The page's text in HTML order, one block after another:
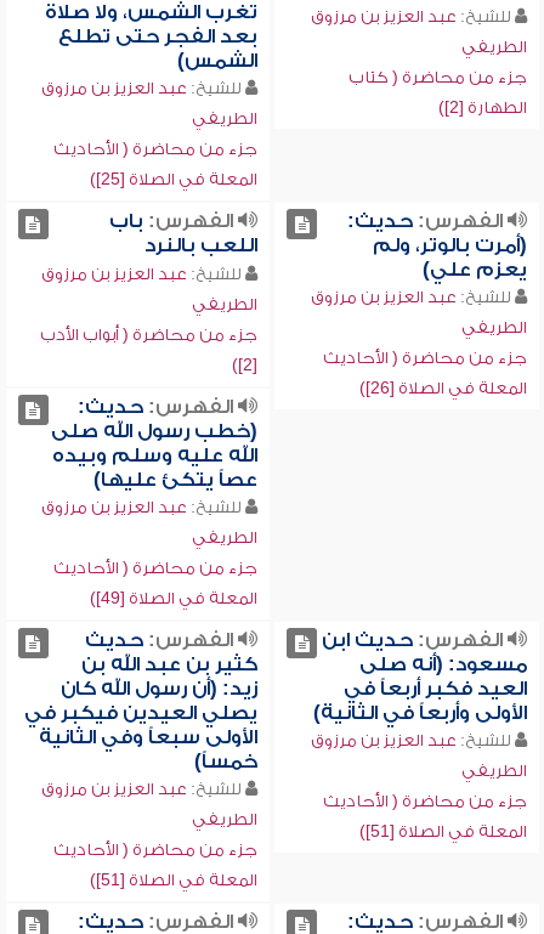
للشيخ: عبد العزيز بن مرزوق
الطريفي
جزء من محاضرة ( كتاب
الطهارة [2])
تغرب الشمس، ولا صلاة
بعد الفجر حتى تطلع
الشمس)
للشيخ: عبد العزيز بن مرزوق
الطريفي
جزء من محاضرة ( الأحاديث
المعلة في الصلاة [25])
الفهرس:حديث:
(أمرت بالوتر، ولم
يعزم علي)
للشيخ: عبد العزيز بن مرزوق
الطريفي
جزء من محاضرة ( الأحاديث
المعلة في الصلاة [26])
الفهرس: باب
اللعب بالنرد
للشيخ: عبد العزيز بن مرزوق
الطريفي
جزء من محاضرة ( أبواب الأدب
[2])
الفهرس:حديث:
(خطب رسول الله صلى
الله عليه وسلم وبيده
عصاً يتكئ عليها)
للشيخ: عبد العزيز بن مرزوق
الطريفي
جزء من محاضرة ( الأحاديث
المعلة في الصلاة [49])
الفهرس:حديث ابن
مسعود: (أنه صلى
العيد فكبر أربعاً في
الأولى وأربعاً في الثانية)
للشيخ: عبد العزيز بن مرزوق
الطريفي
جزء من محاضرة ( الأحاديث
المعلة في الصلاة [51])
الفهرس:حديث
كثير بن عبد الله بن
زيد: (أن رسول الله كان
يصلي العيدين فيكبر في
الأولى سبعاً وفي الثانية
خمساً)
للشيخ: عبد العزيز بن مرزوق
الطريفي
جزء من محاضرة ( الأحاديث
المعلة في الصلاة [51])
الفهرس:حديث:
الفهرس:حديث: